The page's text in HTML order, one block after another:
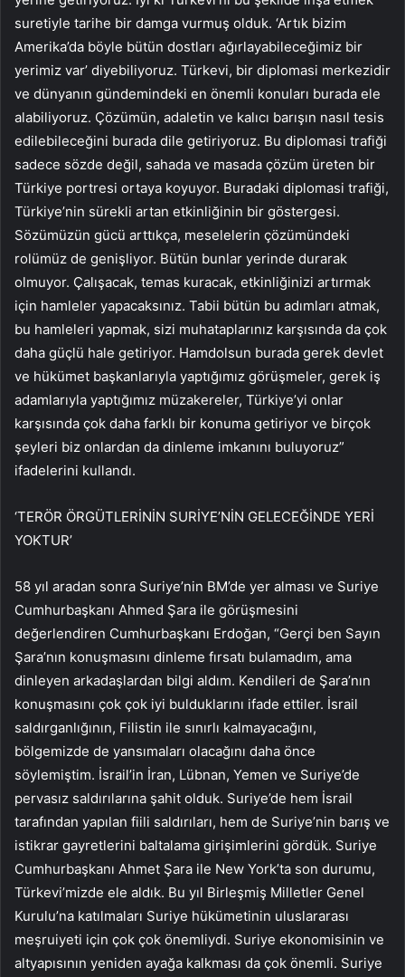
suretiyle tarihe bir damga vurmuş olduk. ‘Artık bizim
Amerika’da böyle bütün dostları ağırlayabileceğimiz bir
yerimiz var’ diyebiliyoruz. Türkevi, bir diplomasi merkezidir
ve dünyanın gündemindeki en önemli konuları burada ele
alabiliyoruz. Çözümün, adaletin ve kalıcı barışın nasıl tesis
edilebileceğini burada dile getiriyoruz. Bu diplomasi trafiği
sadece sözde değil, sahada ve masada çözüm üreten bir
Türkiye portresi ortaya koyuyor. Buradaki diplomasi trafiği,
Türkiye’nin sürekli artan etkinliğinin bir göstergesi.
Sözümüzün gücü arttıkça, meselelerin çözümündeki
rolümüz de genişliyor. Bütün bunlar yerinde durarak
olmuyor. Çalışacak, temas kuracak, etkinliğinizi artırmak
için hamleler yapacaksınız. Tabii bütün bu adımları atmak,
bu hamleleri yapmak, sizi muhataplarınız karşısında da çok
daha güçlü hale getiriyor. Hamdolsun burada gerek devlet
ve hükümet başkanlarıyla yaptığımız görüşmeler, gerek iş
adamlarıyla yaptığımız müzakereler, Türkiye’yi onlar
karşısında çok daha farklı bir konuma getiriyor ve birçok
şeyleri biz onlardan da dinleme imkanını buluyoruz”
ifadelerini kullandı.
‘TERÖR ÖRGÜTLERİNİN SURİYE’NİN GELECEĞİNDE YERİ
YOKTUR’
58 yıl aradan sonra Suriye’nin BM’de yer alması ve Suriye
Cumhurbaşkanı Ahmed Şara ile görüşmesini
değerlendiren Cumhurbaşkanı Erdoğan, “Gerçi ben Sayın
Şara’nın konuşmasını dinleme fırsatı bulamadım, ama
dinleyen arkadaşlardan bilgi aldım. Kendileri de Şara’nın
konuşmasını çok çok iyi bulduklarını ifade ettiler. İsrail
saldırganlığının, Filistin ile sınırlı kalmayacağını,
bölgemizde de yansımaları olacağını daha önce
söylemiştim. İsrail’in İran, Lübnan, Yemen ve Suriye’de
pervasız saldırılarına şahit olduk. Suriye’de hem İsrail
tarafından yapılan fiili saldırıları, hem de Suriye’nin barış ve
istikrar gayretlerini baltalama girişimlerini gördük. Suriye
Cumhurbaşkanı Ahmet Şara ile New York’ta son durumu,
Türkevi’mizde ele aldık. Bu yıl Birleşmiş Milletler Genel
Kurulu’na katılmaları Suriye hükümetinin uluslararası
meşruiyeti için çok çok önemliydi. Suriye ekonomisinin ve
altyapısının yeniden ayağa kalkması da çok önemli. Suriye